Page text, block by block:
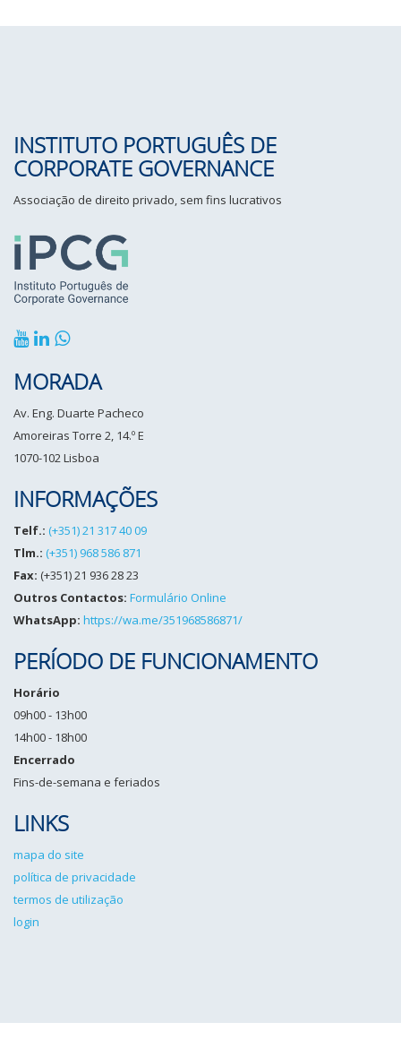
INSTITUTO PORTUGUÊS DE
CORPORATE GOVERNANCE
Associação de direito privado, sem fins lucrativos
MORADA
Av. Eng. Duarte Pacheco
Amoreiras Torre 2, 14.º E
1070-102 Lisboa
INFORMAÇÕES
Telf.: (+351) 21 317 40 09
Tlm.: (+351) 968 586 871
Fax: (+351) 21 936 28 23
Outros Contactos: Formulário Online
WhatsApp: https://wa.me/351968586871/
PERÍODO DE FUNCIONAMENTO
Horário
09h00 - 13h00
14h00 - 18h00
Encerrado
Fins-de-semana e feriados
LINKS
mapa do site
política de privacidade
termos de utilização
login